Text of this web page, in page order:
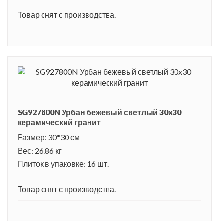
Товар снят с производства.
SG927800N Урбан бежевый светлый 30x30
керамический гранит
Размер: 30*30 см
Вес: 26.86 кг
Плиток в упаковке: 16 шт.
Товар снят с производства.